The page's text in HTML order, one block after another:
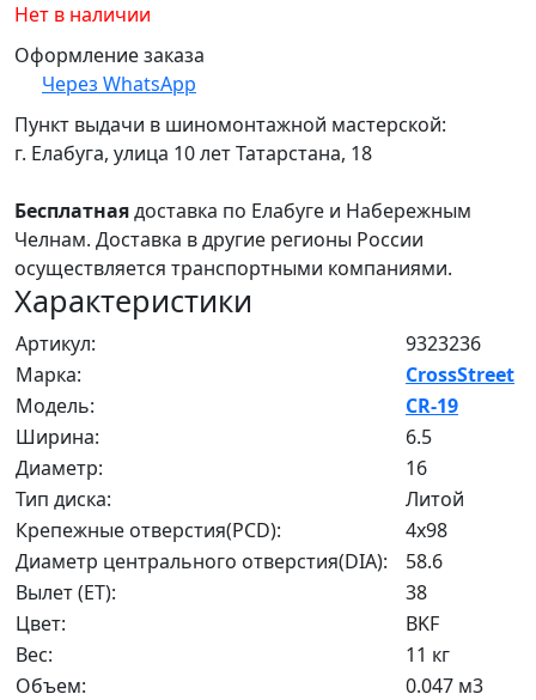
Нет в наличии
Оформление заказа
Через WhatsApp
Пункт выдачи в шиномонтажной мастерской:
г. Елабуга, улица 10 лет Татарстана, 18
Бесплатнаядоставка по Елабуге и Набережным
Челнам. Доставка в другие регионы России
осуществляется транспортными компаниями.
Характеристики
Артикул:
9323236
Марка:
CrossStreet
Модель:
CR-19
Ширина:
6.5
Диаметр:
16
Тип диска:
Литой
Крепежные отверстия(PCD):
4x98
Диаметр центрального отверстия(DIA):
58.6
Вылет (ET):
38
Цвет:
BKF
Вес:
11 кг
Объем:
0.047 м3